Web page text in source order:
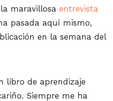
maravillosa entrevista
pasada aquí mismo,
en la semana del
libro de aprendizaje
Siempre me ha